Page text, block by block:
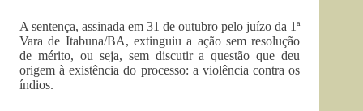
A sentença, assinada em 31 de outubro pelo juízo da 1ª
Vara de Itabuna/BA, extinguiu a ação sem resolução
de mérito, ou seja, sem discutir a questão que deu
origem à existência do processo: a violência contra os
índios.